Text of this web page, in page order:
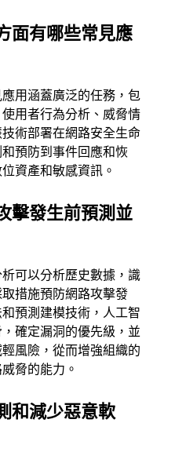
面有哪些常見應
用涵蓋廣泛的任務，包
用者行為分析、威脅情
術部署在網路安全生命
預防到事件回應和恢
資產和敏感資訊。
擊發生前預測並
可以分析歷史數據，識
措施預防網路攻擊發
預測建模技術，人工智
確定漏洞的優先級，並
風險，從而增強組織的
脅的能力。
和減少惡意軟